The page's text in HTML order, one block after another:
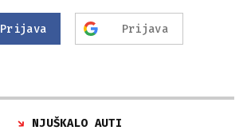
Prijava Prijava
NJUŠKALO AUTI